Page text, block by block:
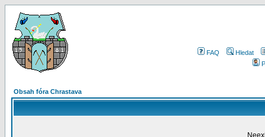
FAQ
Hledat
Obsah fóra Chrastava